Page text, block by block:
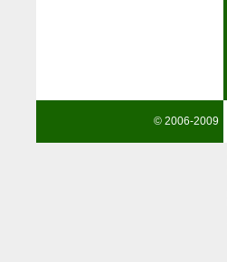
© 2006-2009